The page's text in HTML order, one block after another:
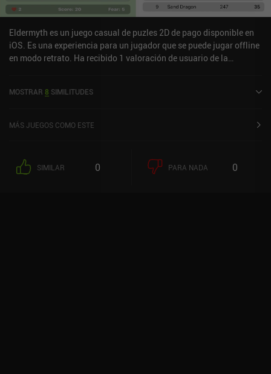
Eldermyth es un juego casual de puzles 2D de pago disponible en
iOS. Es una experiencia para un jugador que se puede jugar offline
en modo retrato. Ha recibido 1 valoración de usuario de la
MOSTRAR 8 SIMILITUDES
MÁS JUEGOS COMO ESTE
SIMILAR 0 PARA NADA 0